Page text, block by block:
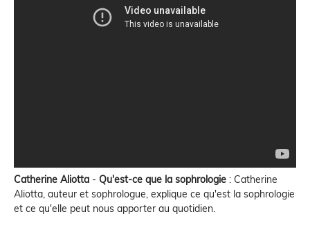
Catherine Aliotta - Qu'est-ce que la sophrologie : Catherine
Aliotta, auteur et sophrologue, explique ce qu'est la sophrologie
et ce qu'elle peut nous apporter au quotidien.